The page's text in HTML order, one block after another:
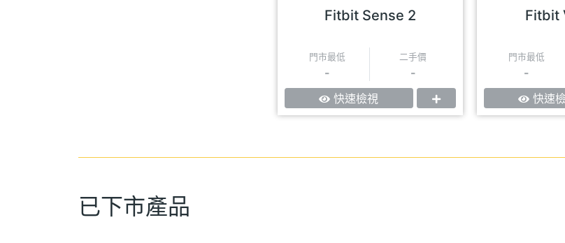
GPS定位
Fitbit Sense 2
門市最低
-
二手價
-
快速檢視
Fitbit
門市最低
-
快速
已下市產品